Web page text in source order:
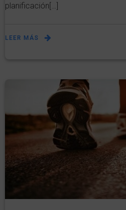
planificación[…]
LEER MÁS